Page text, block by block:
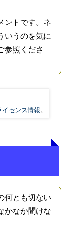
ントです。ネ
いうのを気に
参照くださ
イセンス情報 。
何とも切ない
かなか聞けな